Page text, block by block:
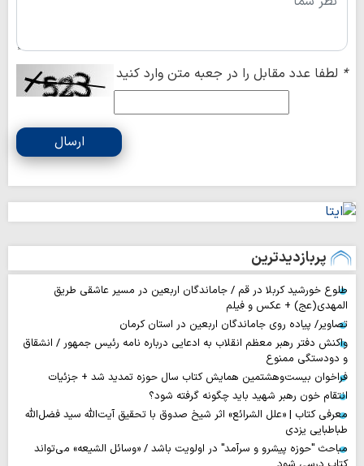
* لطفا عدد مقابل را در جعبه متن وارد کنید
ارسال
پربازدیدترین
طلوع خورشید کربلا در قم / جاماندگان اربعین در مسیر عاشقی طریق
المهدی(عج) + عکس و فیلم
تصاویر/ پیاده روی جاماندگان اربعین در استان کرمان
واکنش دفتر رهبر معظم انقلاب به ادعایی درباره نامه رئیس جمهور / انشقاق
و دودستگی ممنوع
فراخوان بیست‌وهشتمین همایش کتاب سال حوزه تمدید شد + جزئیات
انتقام خون رهبر شهید باید چگونه گرفته شود؟
معرفی کتاب | «علل الشرائع» اثر شیخ صدوق با تحقیق آیت‌الله سید فضل‌الله
طباطبایی یزدی
مباحث "حوزه پیشرو و سرآمد" در اولویت باشد / «وسائل الشیعه» می‌تواند